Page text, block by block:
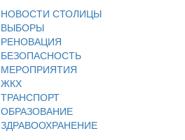
НОВОСТИ СТОЛИЦЫ
ВЫБОРЫ
РЕНОВАЦИЯ
БЕЗОПАСНОСТЬ
МЕРОПРИЯТИЯ
ЖКХ
ТРАНСПОРТ
ОБРАЗОВАНИЕ
ЗДРАВООХРАНЕНИЕ